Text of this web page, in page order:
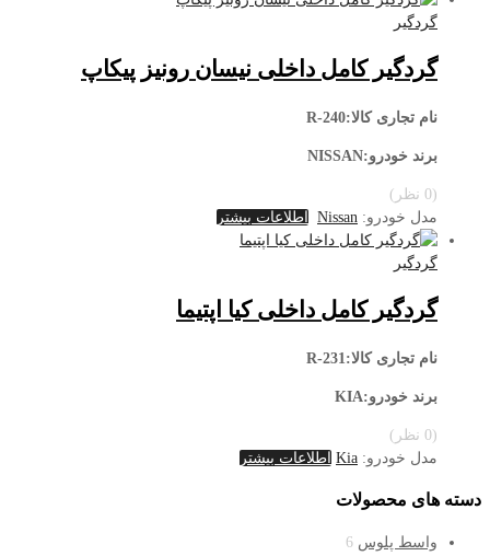
گردگیر
گردگیر کامل داخلی نیسان رونیز پیکاپ
نام تجاری کالا:R-240
برند خودرو:NISSAN
(0 نظر)
مدل خودرو: Nissan اطلاعات بیشتر
گردگیر
گردگیر کامل داخلی کیا اپتیما
نام تجاری کالا:R-231
برند خودرو:KIA
(0 نظر)
مدل خودرو: Kia اطلاعات بیشتر
دسته های محصولات
واسط پلوس 6